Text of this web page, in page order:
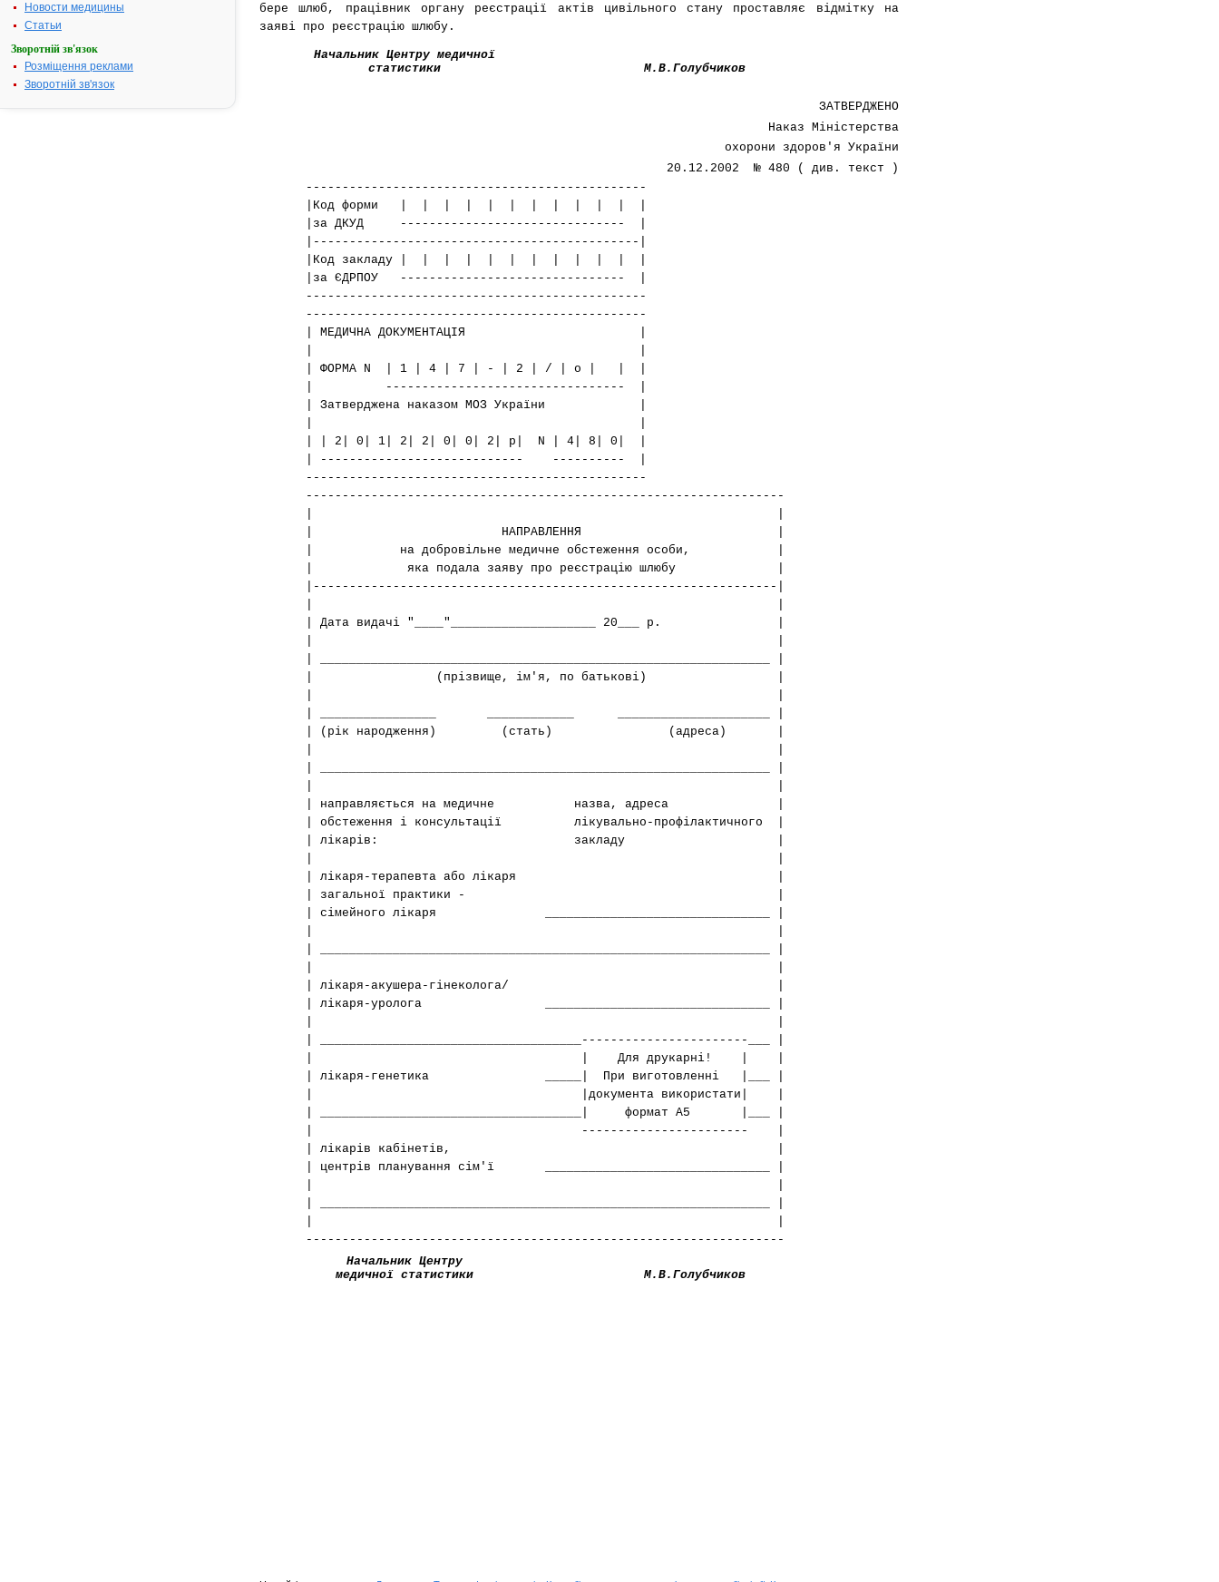
Новости медицины
Статьи
Зворотній зв'язок
Розміщення реклами
Зворотній зв'язок
бере шлюб, працівник органу реєстрації актів цивільного стану проставляє відмітку на
заяві про реєстрацію шлюбу.
Начальник Центру медичної
статистики
М.В.Голубчиков
ЗАТВЕРДЖЕНО
Наказ Міністерства
охорони здоров'я України
20.12.2002 № 480 ( див. текст )
-----------------------------------------------
|Код форми | | | | | | | | | | | |
|за ДКУД ------------------------------- |
|---------------------------------------------|
|Код закладу | | | | | | | | | | | |
|за ЄДРПОУ ------------------------------- |
-----------------------------------------------
-----------------------------------------------
| МЕДИЧНА ДОКУМЕНТАЦІЯ |
| ФОРМА N | 1 | 4 | 7 | - | 2 | / | о | | |
| --------------------------------- |
| Затверджена наказом МОЗ України |
| | 2| 0| 1| 2| 2| 0| 0| 2| р| N | 4| 8| 0| |
| ---------------------------- ---------- |
-----------------------------------------------
------------------------------------------------------------------
| НАПРАВЛЕННЯ |
| на добровільне медичне обстеження особи, |
| яка подала заяву про реєстрацію шлюбу |
|----------------------------------------------------------------|
| Дата видачі "____"____________________ 20___ р. |
| (прізвище, ім'я, по батькові) |
| (рік народження) (стать) (адреса) |
| направляється на медичне назва, адреса |
| обстеження і консультації лікувально-профілактичного |
| лікарів: закладу |
| лікаря-терапевта або лікаря |
| загальної практики - |
| сімейного лікаря _______________________________ |
| лікаря-акушера-гінеколога/ |
| лікаря-уролога _______________________________ |
| ____________________________________-----------------------___ |
| | Для друкарні! | |
| лікаря-генетика _____| При виготовленні |___ |
| |документа використати| |
| ____________________________________| формат А5 |___ |
| ----------------------- |
| лікарів кабінетів, |
| центрів планування сім'ї _______________________________ |
------------------------------------------------------------------
Начальник Центру
медичної статистики
М.В.Голубчиков